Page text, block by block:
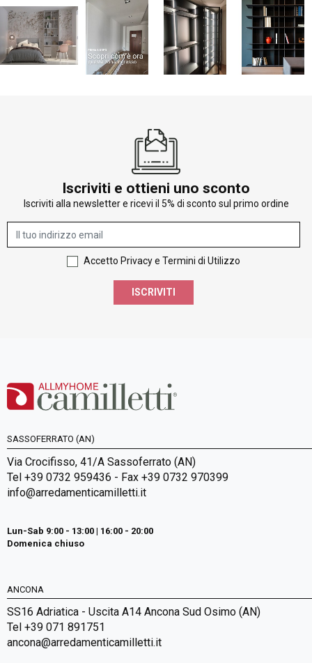
Iscriviti e ottieni uno sconto
Iscriviti alla newsletter e ricevi il 5% di sconto sul primo ordine
Accetto Privacy e Termini di Utilizzo
ISCRIVITI
SASSOFERRATO (AN)
Via Crocifisso, 41/A Sassoferrato (AN)
Tel +39 0732 959436 - Fax +39 0732 970399
info@arredamenticamilletti.it
Lun-Sab 9:00 - 13:00 | 16:00 - 20:00
Domenica chiuso
ANCONA
SS16 Adriatica - Uscita A14 Ancona Sud Osimo (AN)
Tel +39 071 891751
ancona@arredamenticamilletti.it